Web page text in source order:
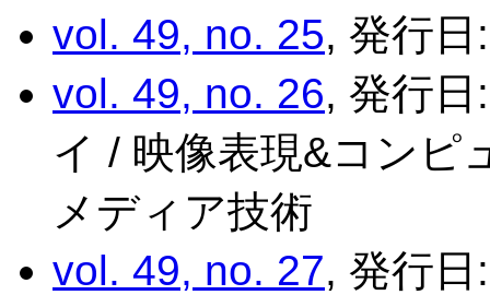
vol. 49, no. 25, 発行
vol. 49, no. 26, 発行
イ / 映像表現&コンピ
メディア技術
vol. 49, no. 27, 発行